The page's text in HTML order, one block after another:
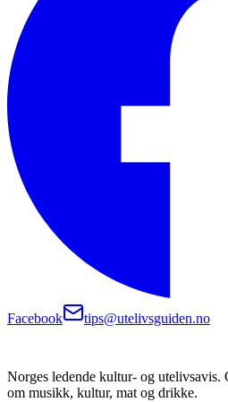
Facebook tips@utelivsguiden.no
Norges ledende kultur- og utelivsavis.
om musikk, kultur, mat og drikke.